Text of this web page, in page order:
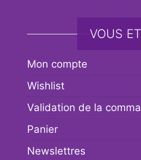
VOUS
Mon compte
Wishlist
Validation de la
Panier
Newslettres